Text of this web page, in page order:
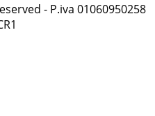
- P.iva 01060950258